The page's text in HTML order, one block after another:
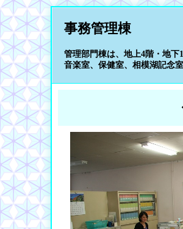
事務管理棟
管理部門棟は、地上4階・地
音楽室、保健室、相模湖記念